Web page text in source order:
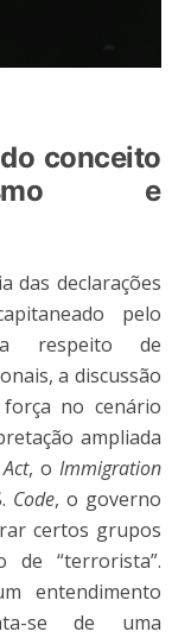
conceito
e
das declarações
pelo
respeito de
a discussão
no cenário
ampliada
, o Immigration
Code, o governo
certos grupos
de “terrorista”.
entendimento
se de uma